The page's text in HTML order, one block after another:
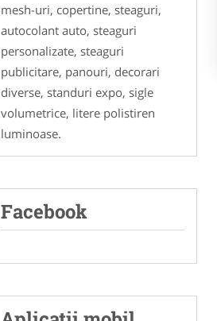
mesh-uri, copertine, steaguri,
autocolant auto, steaguri
personalizate, steaguri
publicitare, panouri, decorari
diverse, standuri expo, sigle
volumetrice, litere polistiren
luminoase.
Facebook